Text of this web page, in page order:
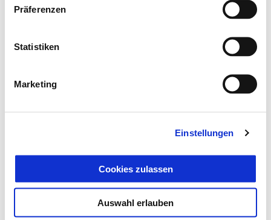
Präferenzen
Statistiken
Marketing
Einstellungen
Cookies zulassen
Auswahl erlauben